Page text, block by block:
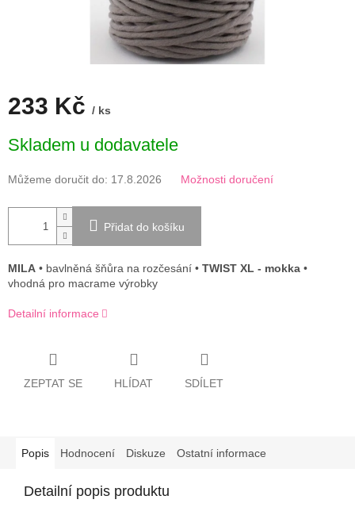
233 Kč / ks
cena:
Skladem u dodavatele
Můžeme doručit do: 17.8.2026 Možnosti doručení
Přidat do košíku
MILA • bavlněná šňůra na rozčesání • TWIST XL - mokka •
vhodná pro macrame výrobky
Detailní informace
ZEPTAT SE HLÍDAT SDÍLET
Popis Hodnocení Diskuze Ostatní informace
Detailní popis produktu